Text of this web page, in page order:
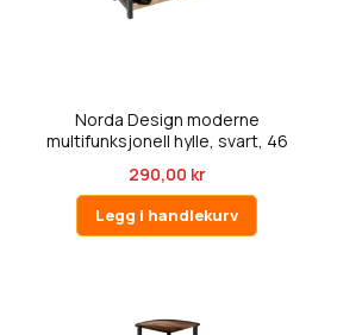
Norda Design moderne
multifunksjonell hylle, svart, 46
290,00 kr
Legg i handlekurv